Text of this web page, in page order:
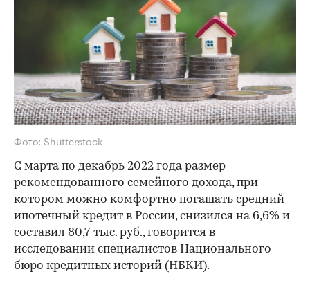
Фото: Shutterstock
С марта по декабрь 2022 года размер
рекомендованного семейного дохода, при
котором можно комфортно погашать средний
ипотечный кредит в России, снизился на 6,6% и
составил 80,7 тыс. руб., говорится в
исследовании специалистов Национального
бюро кредитных историй (НБКИ).